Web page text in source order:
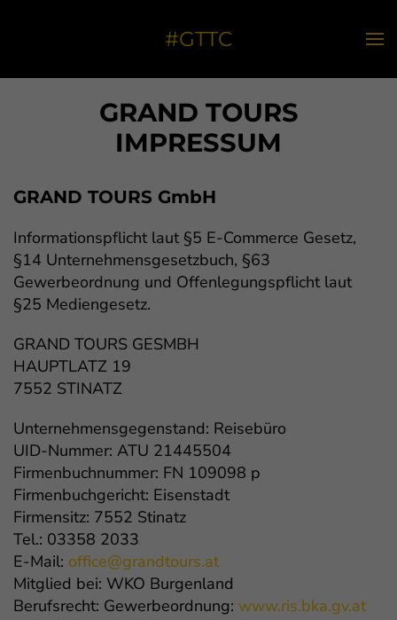
#GTTC
GRAND TOURS
IMPRESSUM
GRAND TOURS GmbH
Informationspflicht laut §5 E-Commerce Gesetz,
§14 Unternehmensgesetzbuch, §63
Gewerbeordnung und Offenlegungspflicht laut
§25 Mediengesetz.
GRAND TOURS GESMBH
HAUPTLATZ 19
7552 STINATZ
Unternehmensgegenstand: Reisebüro
UID-Nummer: ATU 21445504
Firmenbuchnummer: FN 109098 p
Firmenbuchgericht: Eisenstadt
Firmensitz: 7552 Stinatz
Tel.: 03358 2033
E-Mail: office@grandtours.at
Mitglied bei: WKO Burgenland
Berufsrecht: Gewerbeordnung: www.ris.bka.gv.at